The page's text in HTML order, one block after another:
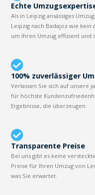
Echte
Als in Leipzig ansässiges
Leipzig nach Badajoz wie
um Ihren Umzug effizient und
100% zuverlässiger
Verlassen Sie sich auf unsere
für höchste
Ergebnisse, die überzeugen.
Transparente Preise
Bei uns gibt es keine
Preise für Ihren Umzug von
was Sie erwartet.